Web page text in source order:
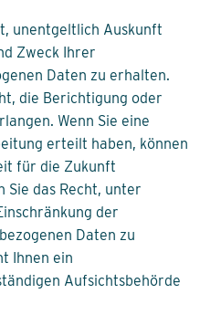
unentgeltlich Auskunft
Zweck Ihrer
Daten zu erhalten.
die Berichtigung oder
Wenn Sie eine
erteilt haben, können
für die Zukunft
das Recht, unter
der
Daten zu
Ihnen ein
Aufsichtsbehörde